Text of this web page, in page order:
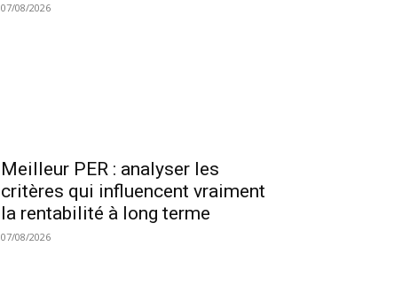
07/08/2026
Meilleur PER : analyser les
critères qui influencent vraiment
la rentabilité à long terme
07/08/2026